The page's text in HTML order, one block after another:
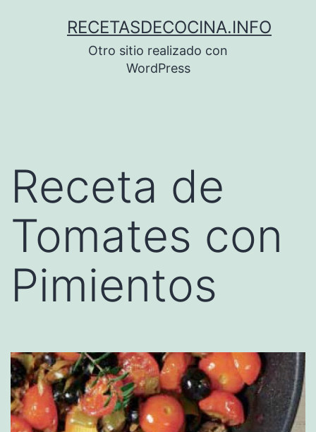
RECETASDECOCINA.INFO
Otro sitio realizado con
WordPress
Receta de
Tomates con
Pimientos